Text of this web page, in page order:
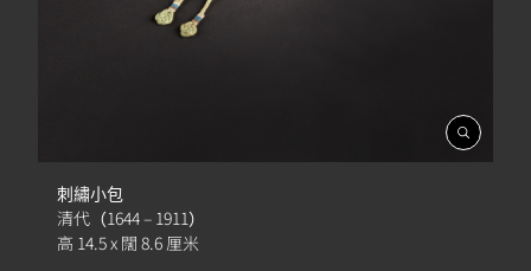
開
啟
刺繡小包
清代（1644 – 1911）
高 14.5 x 闊 8.6 厘米